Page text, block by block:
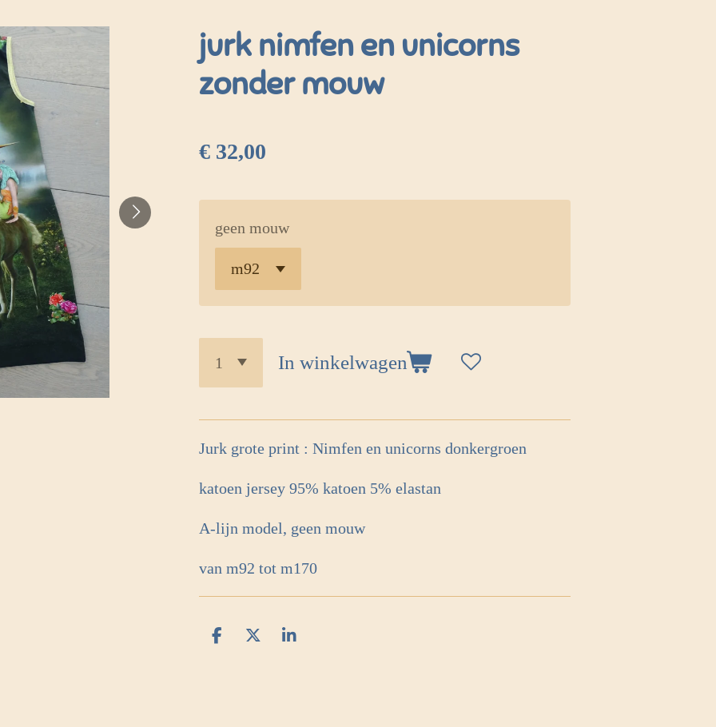
jurk nimfen en unicorns
zonder mouw
€ 32,00
geen mouw
In winkelwagen
Jurk grote print : Nimfen en unicorns donkergroen
katoen jersey 95% katoen 5% elastan
A-lijn model, geen mouw
van m92 tot m170
D
D
S